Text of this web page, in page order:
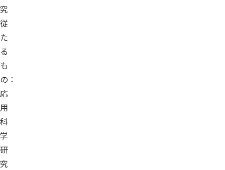
究
従
た
る
も
の：
応
用
科
学
研
究